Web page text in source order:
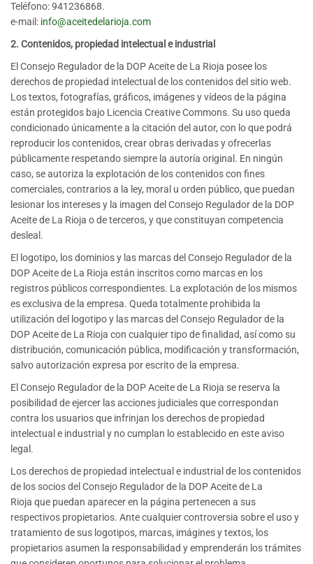
Teléfono: 941236868.
e-mail: info@aceitedelarioja.com
2. Contenidos, propiedad intelectual e industrial
El Consejo Regulador de la DOP Aceite de La Rioja posee los
derechos de propiedad intelectual de los contenidos del sitio web.
Los textos, fotografías, gráficos, imágenes y vídeos de la página
están protegidos bajo Licencia Creative Commons. Su uso queda
condicionado únicamente a la citación del autor, con lo que podrá
reproducir los contenidos, crear obras derivadas y ofrecerlas
públicamente respetando siempre la autoría original. En ningún
caso, se autoriza la explotación de los contenidos con fines
comerciales, contrarios a la ley, moral u orden público, que puedan
lesionar los intereses y la imagen del Consejo Regulador de la DOP
Aceite de La Rioja o de terceros, y que constituyan competencia
desleal.
El logotipo, los dominios y las marcas del Consejo Regulador de la
DOP Aceite de La Rioja están inscritos como marcas en los
registros públicos correspondientes. La explotación de los mismos
es exclusiva de la empresa. Queda totalmente prohibida la
utilización del logotipo y las marcas del Consejo Regulador de la
DOP Aceite de La Rioja con cualquier tipo de finalidad, así como su
distribución, comunicación pública, modificación y transformación,
salvo autorización expresa por escrito de la empresa.
El Consejo Regulador de la DOP Aceite de La Rioja se reserva la
posibilidad de ejercer las acciones judiciales que correspondan
contra los usuarios que infrinjan los derechos de propiedad
intelectual e industrial y no cumplan lo establecido en este aviso
legal.
Los derechos de propiedad intelectual e industrial de los contenidos
de los socios del Consejo Regulador de la DOP Aceite de La
Rioja que puedan aparecer en la página pertenecen a sus
respectivos propietarios. Ante cualquier controversia sobre el uso y
tratamiento de sus logotipos, marcas, imágines y textos, los
propietarios asumen la responsabilidad y emprenderán los trámites